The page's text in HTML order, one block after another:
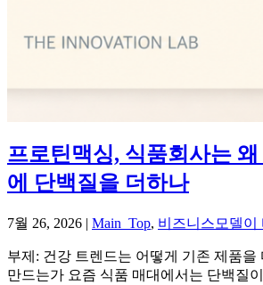
프로틴맥싱, 식품회사는
에 단백질을 더하나
7월 26, 2026 | Main_Top, 비즈니스모델이
부제: 건강 트렌드는 어떻게 기존 제품을
만드는가 요즘 식품 매대에서는 단백질